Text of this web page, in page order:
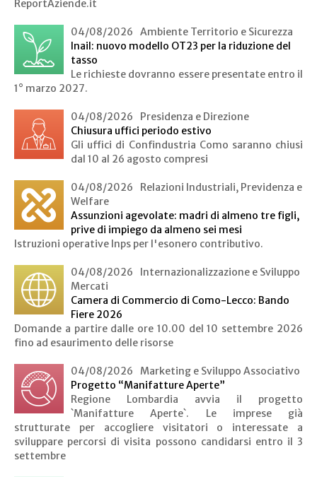
ReportAziende.it
04/08/2026
Ambiente Territorio e Sicurezza
Inail: nuovo modello OT23 per la riduzione del
tasso
Le richieste dovranno essere presentate entro il
1° marzo 2027.
04/08/2026
Presidenza e Direzione
Chiusura uffici periodo estivo
Gli uffici di Confindustria Como saranno chiusi
dal 10 al 26 agosto compresi
04/08/2026
Relazioni Industriali, Previdenza e
Welfare
Assunzioni agevolate: madri di almeno tre figli,
prive di impiego da almeno sei mesi
Istruzioni operative Inps per l'esonero contributivo.
04/08/2026
Internazionalizzazione e Sviluppo
Mercati
Camera di Commercio di Como-Lecco: Bando
Fiere 2026
Domande a partire dalle ore 10.00 del 10 settembre 2026
fino ad esaurimento delle risorse
04/08/2026
Marketing e Sviluppo Associativo
Progetto “Manifatture Aperte”
Regione Lombardia avvia il progetto
`Manifatture Aperte`. Le imprese già
strutturate per accogliere visitatori o interessate a
sviluppare percorsi di visita possono candidarsi entro il 3
settembre